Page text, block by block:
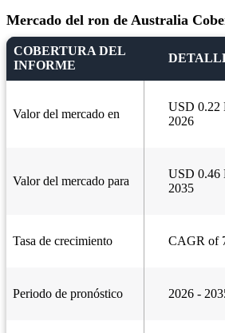
Mercado del ron de Australia
COBERTURA DEL
INFORME
Valor del mercado en
USD 0.22
2026
Valor del mercado para
USD 0.46
2035
Tasa de crecimiento CAGR of
Periodo de pronóstico 2026 -